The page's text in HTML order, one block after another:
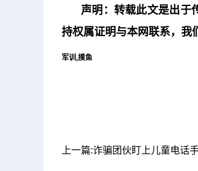
声明：转载此文是出于
持权属证明与本网联系，我
军训,摸鱼
上一篇:诈骗团伙盯上儿童电话